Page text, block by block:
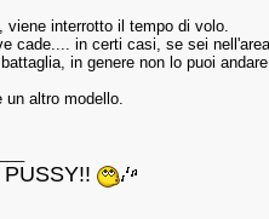
viene interrotto il tempo di volo.
cade.... in certi casi, se sei
in genere non lo puoi
un altro modello.